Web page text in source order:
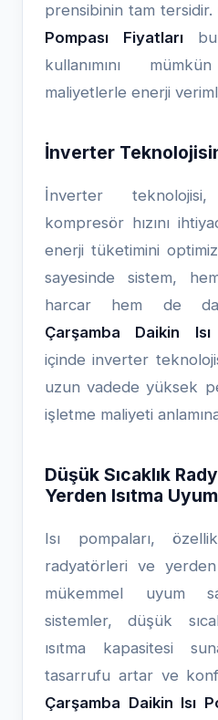
prensibinin tam tersidir.
Pompası Fiyatlarıbu
kullanımını
maliyetlerle enerji
İnverter
İnverter teknolojisi,
kompresör hızını
enerji tüketimini
sayesinde sistem,
harcar hem de
Çarşamba Daikin Isı
içinde inverter
uzun vadede yüksek
işletme maliyeti
Düşük Sıcaklık
Yerden Isıtma
Isı pompaları,
radyatörleri ve yerden
mükemmel uyum
sistemler, düşük
ısıtma kapasitesi
tasarrufu artar ve
Çarşamba Daikin Isı